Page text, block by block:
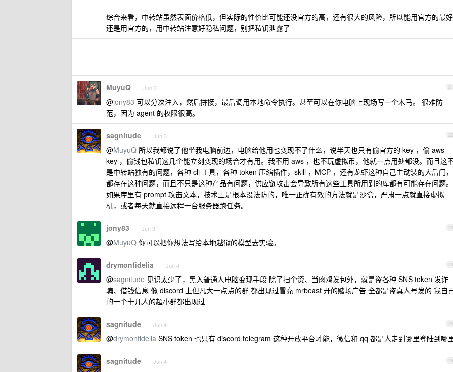
综合来看，中转站虽然表面价格低，但实际的性价比可能还没官方的高，还有很大的风险，所以能用官方的最好
还是用官方的，用中转站注意好隐私问题，别把私钥泄露了
21
MuyuQ Jun 3
@jony83 可以分次注入，然后拼接，最后调用本地命令执行。甚至可以在你电脑上现场写一个木马。 很难防
范，因为 agent 的权限很高。
22
sagnitude Jun 3
@MuyuQ 所以我都说了他坐我电脑前边，电脑给他用也变现不了什么，说半天也只有偷官方的 key ，偷 aws
key ，偷钱包私钥这几个能立刻变现的场合才有用。我不用 aws ，也不玩虚拟币，他就一点用处都没。而且这
是中转站独有的问题，各种 cli 工具，各种 token 压缩插件，skill ，MCP ，还有龙虾这种自己主动装的大后门，
都存在这种问题，而且不只是这种产品有问题，供应链攻击会导致所有这些工具所用到的库都有可能存在问题。
如果库里有 prompt 攻击文本，技术上是根本没法防的，唯一正确有效的方法就是沙盒，严肃一点就直接虚拟
机，或者每天就直接远程一台服务器跑任务。
23
jony83 Jun 3
@MuyuQ 你可以把你想法写给本地越狱的模型去实验。
24
drymonfidelia Jun 4
@sagnitude 见识太少了，黑入普通人电脑变现手段 除了扫个资、当肉鸡发包外，就是盗各种 SNS token 发诈
骗、借钱信息 像 discord 上但凡大一点点的群 都出现过冒充 mrbeast 开的赌场广告 全都是盗真人号发的 我自
的一个十几人的超小群都出现过
25
sagnitude Jun 4
@drymonfidelia SNS token 也只有 discord telegram 这种开放平台才能，微信和 qq 都是人走到哪里登陆到哪
26
sagnitude Jun 4